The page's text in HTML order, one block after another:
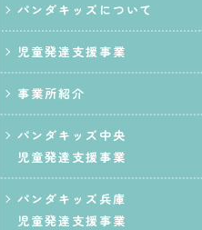
パンダキッズについて
児童発達支援事業
事業所紹介
パンダキッズ中央
児童発達支援事業
パンダキッズ兵庫
児童発達支援事業